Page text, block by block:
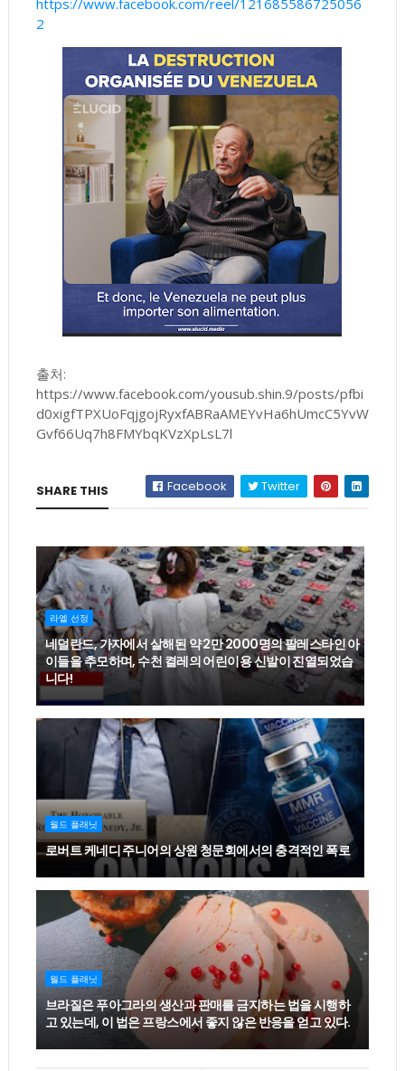
https://www.facebook.com/reel/121685586725056
2
출처:
https://www.facebook.com/yousub.shin.9/posts/pfbi
d0xigfTPXUoFqjgojRyxfABRaAMEYvHa6hUmcC5YvW
Gvf66Uq7h8FMYbqKVzXpLsL7l
SHARE THIS Facebook Twitter
라엘 선정
네덜란드, 가자에서 살해된 약 2만 2000명의 팔레스타인 아
이들을 추모하며, 수천 켤레의 어린이용 신발이 진열되었습
니다!
월드 플래닛
로버트 케네디 주니어의 상원 청문회에서의 충격적인 폭로
월드 플래닛
브라질은 푸아그라의 생산과 판매를 금지하는 법을 시행하
고 있는데, 이 법은 프랑스에서 좋지 않은 반응을 얻고 있다.